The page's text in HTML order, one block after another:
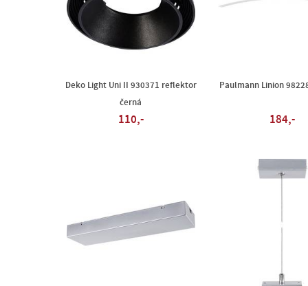
Deko Light Uni II 930371 reflektor
černá
110,-
Paulmann Linion
184,-